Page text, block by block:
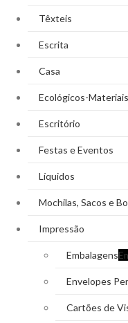
Têxteis
Escrita
Casa
Ecológicos-
Escritório
Festas e Eventos
Líquidos
Mochilas, Sacos e
Impressão
Embalagens
Envelopes
Cartões de